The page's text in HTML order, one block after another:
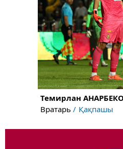
Темирлан
Вратарь
Қақпашы